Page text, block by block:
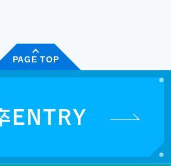
PAGE TOP